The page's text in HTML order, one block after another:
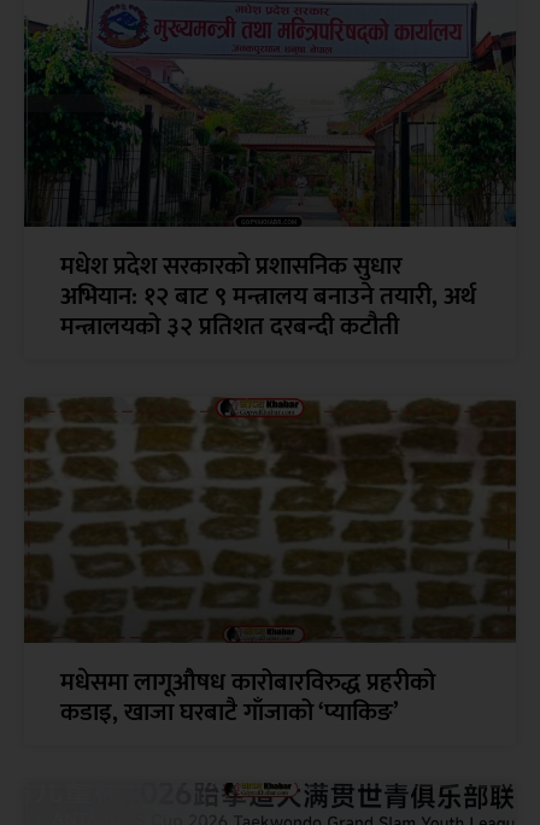
मधेश प्रदेश सरकारको प्रशासनिक सुधार
अभियान: १२ बाट ९ मन्त्रालय बनाउने तयारी, अर्थ
मन्त्रालयको ३२ प्रतिशत दरबन्दी कटौती
मधेसमा लागूऔषध कारोबारविरुद्ध प्रहरीको
कडाइ, खाजा घरबाटै गाँजाको ‘प्याकिङ’